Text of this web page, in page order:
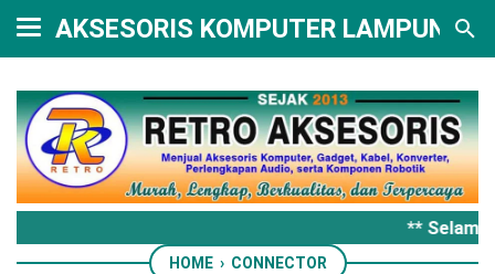
AKSESORIS KOMPUTER LAMPUNG
**
HOME › CONNECTOR